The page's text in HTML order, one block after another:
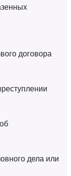
договора
дела или